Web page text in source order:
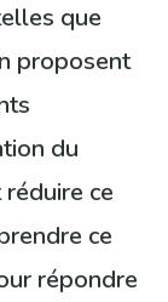
que
proposent
du
ce
ce
répondre